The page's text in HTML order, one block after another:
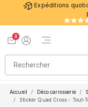
Expéditions
0
Menu
Accueil Déco carrosserie
Sticker Quad Cross - Tout-